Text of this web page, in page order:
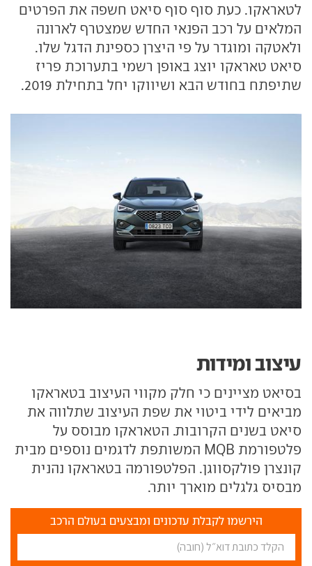
לטאראקו. כעת סוף סוף סיאט חשפה את הפרטים
המלאים על רכב הפנאי החדש שמצטרף לארונה
ולאטקה ומוגדר על פי היצרן כספינת הדגל שלו.
סיאט טאראקו יוצג באופן רשמי בתערוכת פריז
שתיפתח בחודש הבא ושיווקו יחל בתחילת 2019.
עיצוב ומידות
בסיאט מציינים כי חלק מקווי העיצוב בטאראקו
מביאים לידי ביטוי את שפת העיצוב שתלווה את
סיאט בשנים הקרובות. הטאראקו מבוסס על
פלטפורמת MQB המשותפת לדגמים נוספים מבית
קונצרן פולקסווגן. הפלטפורמה בטאראקו נהנית
מבסיס גלגלים מוארך יותר.
הירשמו לקבלת עדכונים ומבצעים בעולם הרכב